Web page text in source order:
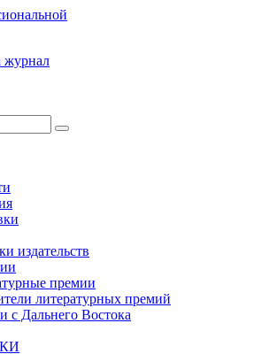
журнал
издательств
премии
литературных премий
с Дальнего Востока
КИ